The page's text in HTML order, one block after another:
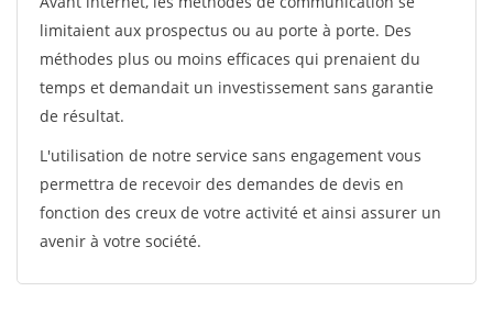
limitaient aux prospectus ou au porte à porte. Des
méthodes plus ou moins efficaces qui prenaient du
temps et demandait un investissement sans garantie
de résultat.
L'utilisation de notre service sans engagement vous
permettra de recevoir des demandes de devis en
fonction des creux de votre activité et ainsi assurer un
avenir à votre société.